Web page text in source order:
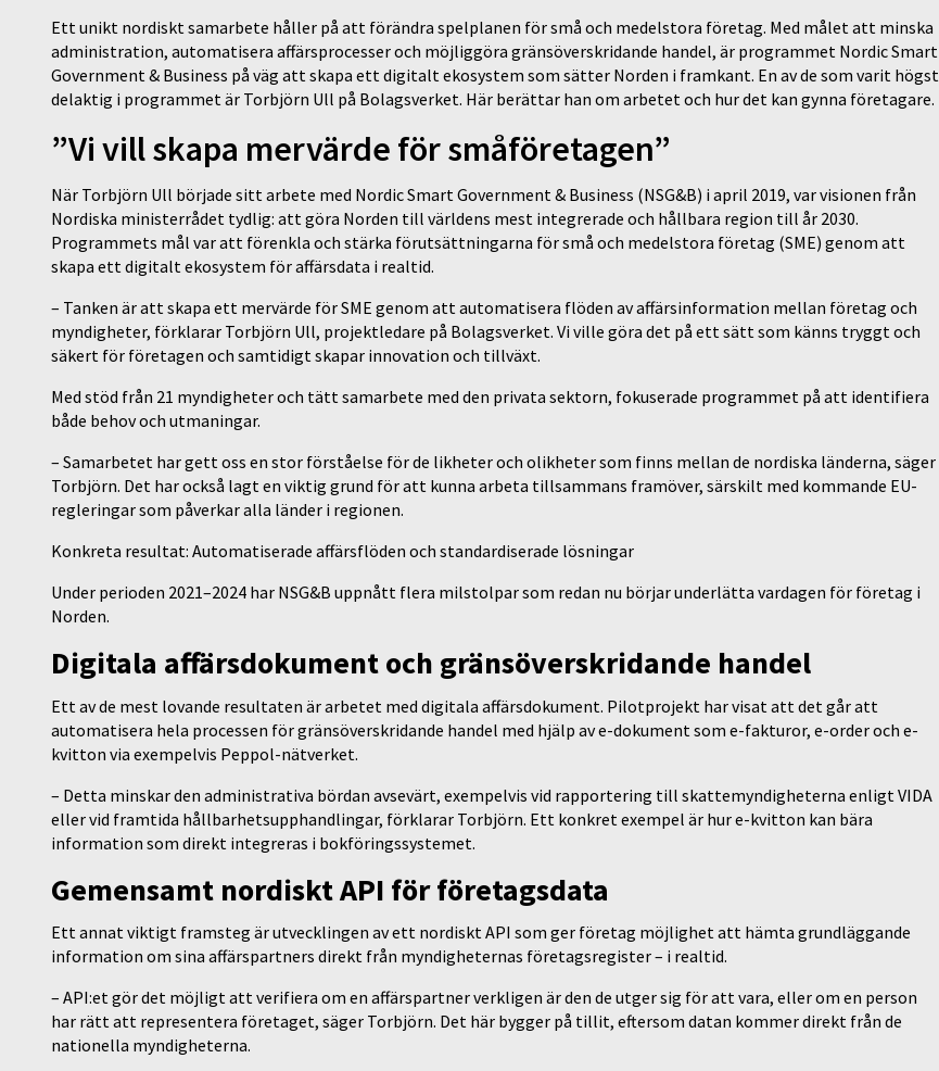
Ett unikt nordiskt samarbete håller på att förändra spelplanen för små och medelstora företag. Med målet att minska
administration, automatisera affärsprocesser och möjliggöra gränsöverskridande handel, är programmet Nordic Smart
Government & Business på väg att skapa ett digitalt ekosystem som sätter Norden i framkant. En av de som varit högst
delaktig i programmet är Torbjörn Ull på Bolagsverket. Här berättar han om arbetet och hur det kan gynna företagare.
”Vi vill skapa mervärde för småföretagen”
När Torbjörn Ull började sitt arbete med Nordic Smart Government & Business (NSG&B) i april 2019, var visionen från
Nordiska ministerrådet tydlig: att göra Norden till världens mest integrerade och hållbara region till år 2030.
Programmets mål var att förenkla och stärka förutsättningarna för små och medelstora företag (SME) genom att
skapa ett digitalt ekosystem för affärsdata i realtid.
– Tanken är att skapa ett mervärde för SME genom att automatisera flöden av affärsinformation mellan företag och
myndigheter, förklarar Torbjörn Ull, projektledare på Bolagsverket. Vi ville göra det på ett sätt som känns tryggt och
säkert för företagen och samtidigt skapar innovation och tillväxt.
Med stöd från 21 myndigheter och tätt samarbete med den privata sektorn, fokuserade programmet på att identifiera
både behov och utmaningar.
– Samarbetet har gett oss en stor förståelse för de likheter och olikheter som finns mellan de nordiska länderna, säger
Torbjörn. Det har också lagt en viktig grund för att kunna arbeta tillsammans framöver, särskilt med kommande EU-
regleringar som påverkar alla länder i regionen.
Konkreta resultat: Automatiserade affärsflöden och standardiserade lösningar
Under perioden 2021–2024 har NSG&B uppnått flera milstolpar som redan nu börjar underlätta vardagen för företag i
Norden.
Digitala affärsdokument och gränsöverskridande handel
Ett av de mest lovande resultaten är arbetet med digitala affärsdokument. Pilotprojekt har visat att det går att
automatisera hela processen för gränsöverskridande handel med hjälp av e-dokument som e-fakturor, e-order och e-
kvitton via exempelvis Peppol-nätverket.
– Detta minskar den administrativa bördan avsevärt, exempelvis vid rapportering till skattemyndigheterna enligt VIDA
eller vid framtida hållbarhetsupphandlingar, förklarar Torbjörn. Ett konkret exempel är hur e-kvitton kan bära
information som direkt integreras i bokföringssystemet.
Gemensamt nordiskt API för företagsdata
Ett annat viktigt framsteg är utvecklingen av ett nordiskt API som ger företag möjlighet att hämta grundläggande
information om sina affärspartners direkt från myndigheternas företagsregister – i realtid.
– API:et gör det möjligt att verifiera om en affärspartner verkligen är den de utger sig för att vara, eller om en person
har rätt att representera företaget, säger Torbjörn. Det här bygger på tillit, eftersom datan kommer direkt från de
nationella myndigheterna.